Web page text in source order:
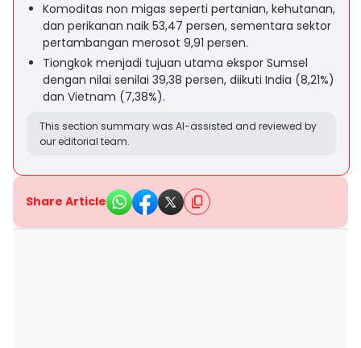
Komoditas non migas seperti pertanian, kehutanan,
dan perikanan naik 53,47 persen, sementara sektor
pertambangan merosot 9,91 persen.
Tiongkok menjadi tujuan utama ekspor Sumsel
dengan nilai senilai 39,38 persen, diikuti India (8,21%)
dan Vietnam (7,38%).
This section summary was AI-assisted and reviewed by
our editorial team.
Share Article